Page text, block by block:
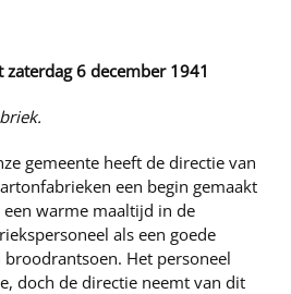
zaterdag 6 december 1941
gemeente heeft de directie van
een begin gemaakt
warme maaltijd in de
als een goede
Het personeel
doch de directie neemt van dit